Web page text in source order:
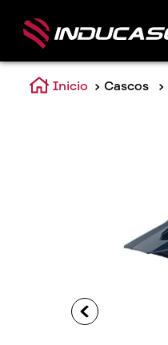
Cascos